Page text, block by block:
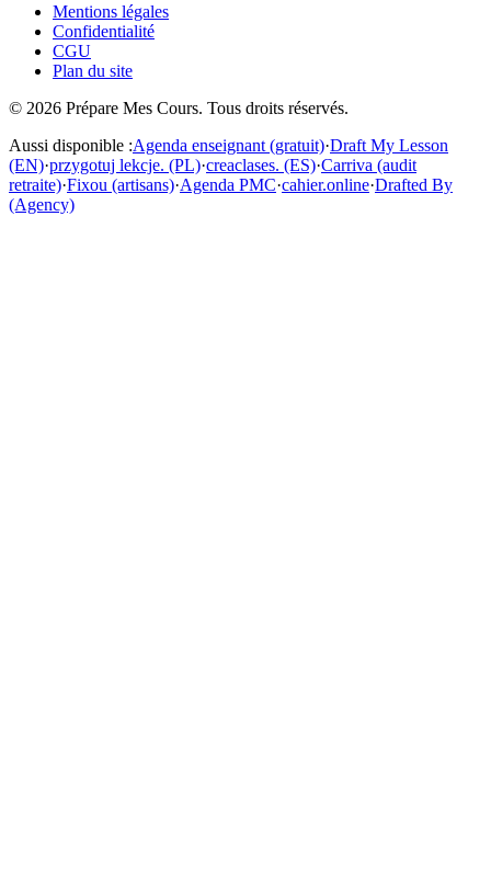
Mentions légales
Confidentialité
CGU
Plan du site
© 2026 Prépare Mes Cours. Tous droits réservés.
Aussi disponible :Agenda enseignant (gratuit)·Draft My Lesson
(EN)·przygotuj lekcje. (PL)·creaclases. (ES)·Carriva (audit
retraite)·Fixou (artisans)·Agenda PMC·cahier.online·Drafted By
(Agency)